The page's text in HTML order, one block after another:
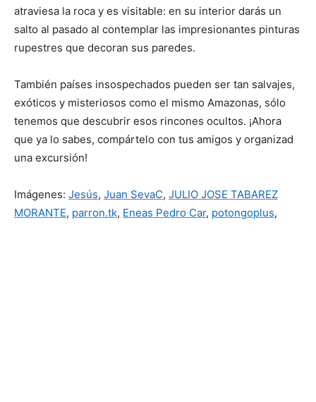
atraviesa la roca y es visitable: en su interior darás un
salto al pasado al contemplar las impresionantes pinturas
rupestres que decoran sus paredes.
También países insospechados pueden ser tan salvajes,
exóticos y misteriosos como el mismo Amazonas, sólo
tenemos que descubrir esos rincones ocultos. ¡Ahora
que ya lo sabes, compártelo con tus amigos y organizad
una excursión!
Imágenes: Jesús, Juan SevaC, JULIO JOSE TABAREZ
MORANTE, parron.tk, Eneas Pedro Car, potongoplus,